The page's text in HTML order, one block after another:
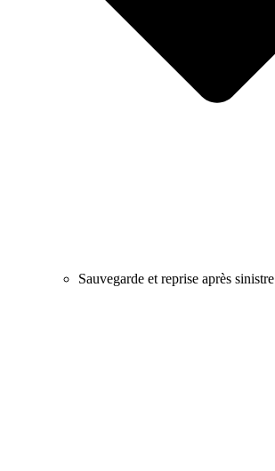
Sauvegarde et reprise après sinistre